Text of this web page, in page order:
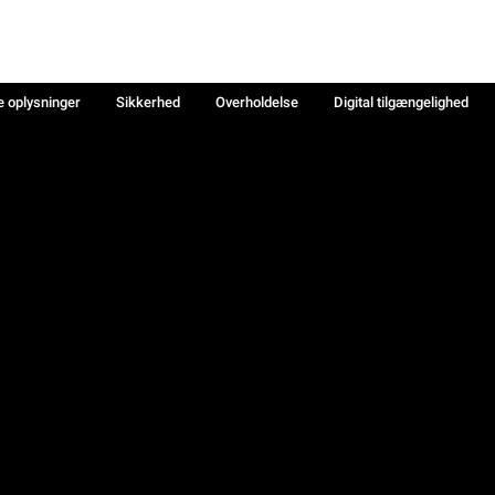
oplysninger Sikkerhed Overholdelse
Digital tilgængelighed